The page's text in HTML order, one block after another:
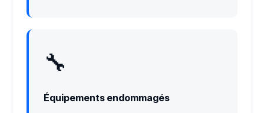
🔧
Équipements endommagés